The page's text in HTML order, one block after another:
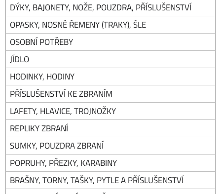
DÝKY, BAJONETY, NOŽE, POUZDRA, PŘÍSLUŠENSTVÍ
OPASKY, NOSNÉ ŘEMENY (TRAKY), ŠLE
OSOBNÍ POTŘEBY
JÍDLO
HODINKY, HODINY
PŘÍSLUŠENSTVÍ KE ZBRANÍM
LAFETY, HLAVICE, TROJNOŽKY
REPLIKY ZBRANÍ
SUMKY, POUZDRA ZBRANÍ
POPRUHY, PŘEZKY, KARABINY
BRAŠNY, TORNY, TAŠKY, PYTLE A PŘÍSLUŠENSTVÍ